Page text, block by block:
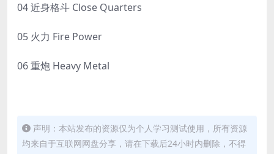
04 近身格斗 Close Quarters
05 火力 Fire Power
06 重炮 Heavy Metal
声明：本站发布的资源仅为个人学习测试使用，所有资源
均来自于互联网网盘分享，请在下载后24小时内删除，不得